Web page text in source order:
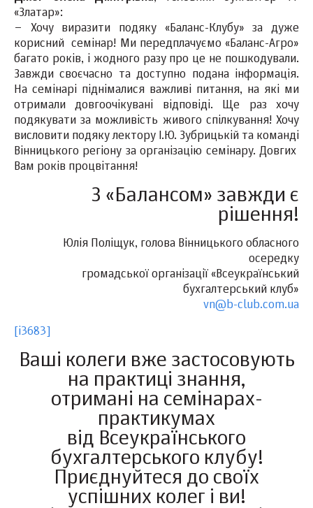
«Златар»:
– Хочу виразити подяку «Баланс-Клубу» за дуже
корисний семінар! Ми передплачуємо «Баланс-Агро»
багато років, і жодного разу про це не пошкодували.
Завжди своєчасно та доступно подана інформація.
На семінарі піднімалися важливі питання, на які ми
отримали довгоочікувані відповіді. Ще раз хочу
подякувати за можливість живого спілкування! Хочу
висловити подяку лектору І.Ю. Зубрицькій та команді
Вінницького регіону за організацію семінару. Довгих
Вам років процвітання!
З «Балансом» завжди є
рішення!
Юлія Поліщук, голова Вінницького обласного
осередку
громадської організації «Всеукраїнський
бухгалтерський клуб»
vn@b-club.com.ua
[i3683]
Ваші колеги вже застосовують
на практиці знання,
отримані на семінарах-
практикумах
від Всеукраїнського
бухгалтерського клубу!
Приєднуйтеся до своїх
успішних колег і ви!